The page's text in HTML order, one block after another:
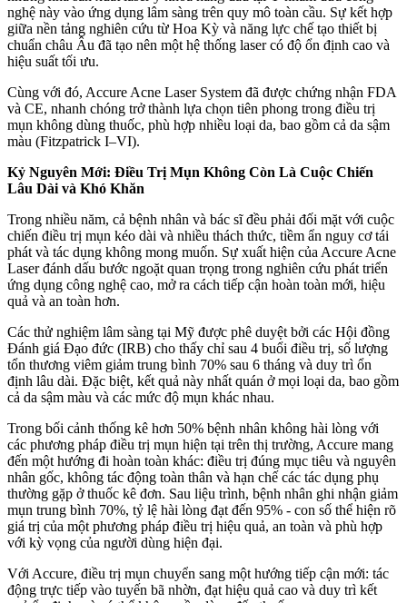
nghệ này vào ứng dụng lâm sàng trên quy mô toàn cầu. Sự kết hợp
giữa nền tảng nghiên cứu từ Hoa Kỳ và năng lực chế tạo thiết bị
chuẩn châu Âu đã tạo nên một hệ thống laser có độ ổn định cao và
hiệu suất tối ưu.
Cùng với đó, Accure Acne Laser System đã được chứng nhận FDA
và CE, nhanh chóng trở thành lựa chọn tiên phong trong điều trị
mụn không dùng thuốc, phù hợp nhiều loại da, bao gồm cả da sậm
màu (Fitzpatrick I–VI).
Kỷ Nguyên Mới: Điều Trị Mụn Không Còn Là Cuộc Chiến
Lâu Dài và Khó Khăn
Trong nhiều năm, cả bệnh nhân và bác sĩ đều phải đối mặt với cuộc
chiến điều trị mụn kéo dài và nhiều thách thức, tiềm ẩn nguy cơ tái
phát và tác dụng không mong muốn. Sự xuất hiện của Accure Acne
Laser đánh dấu bước ngoặt quan trọng trong nghiên cứu phát triển
ứng dụng công nghệ cao, mở ra cách tiếp cận hoàn toàn mới, hiệu
quả và an toàn hơn.
Các thử nghiệm lâm sàng tại Mỹ được phê duyệt bởi các Hội đồng
Đánh giá Đạo đức (IRB) cho thấy chỉ sau 4 buổi điều trị, số lượng
tổn thương viêm giảm trung bình 70% sau 6 tháng và duy trì ổn
định lâu dài. Đặc biệt, kết quả này nhất quán ở mọi loại da, bao gồm
cả da sậm màu và các mức độ mụn khác nhau.
Trong bối cảnh thống kê hơn 50% bệnh nhân không hài lòng với
các phương pháp điều trị mụn hiện tại trên thị trường, Accure mang
đến một hướng đi hoàn toàn khác: điều trị đúng mục tiêu và nguyên
nhân gốc, không tác động toàn thân và hạn chế các tác dụng phụ
thường gặp ở thuốc kê đơn. Sau liệu trình, bệnh nhân ghi nhận giảm
mụn trung bình 70%, tỷ lệ hài lòng đạt đến 95% - con số thể hiện rõ
giá trị của một phương pháp điều trị hiệu quả, an toàn và phù hợp
với kỳ vọng của người dùng hiện đại.
Với Accure, điều trị mụn chuyển sang một hướng tiếp cận mới: tác
động trực tiếp vào tuyến bã nhờn, đạt hiệu quả cao và duy trì kết